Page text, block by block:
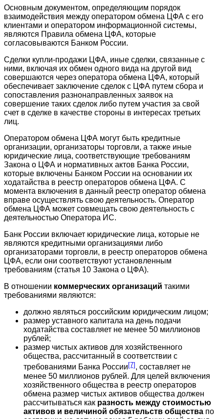
Основным документом, определяющим порядок
взаимодействия между оператором обмена ЦФА с его
клиентами и оператором информационной системы,
являются Правила обмена ЦФА, которые
согласовываются Банком России.
Сделки купли-продажи ЦФА, иные сделки, связанные с
ними, включая их обмен одного вида на другой вид
совершаются через оператора обмена ЦФА, который
обеспечивает заключение сделок с ЦФА путем сбора и
сопоставления разнонаправленных заявок на
совершение таких сделок либо путем участия за свой
счет в сделке в качестве стороны в интересах третьих
лиц.
Оператором обмена ЦФА могут быть кредитные
организации, организаторы торговли, а также иные
юридические лица, соответствующие требованиям
Закона о ЦФА и нормативных актов Банка России,
которые включены Банком России на основании их
ходатайства в реестр операторов обмена ЦФА. С
момента включения в данный реестр оператор обмена
вправе осуществлять свою деятельность. Оператор
обмена ЦФА может совмещать свою деятельность с
деятельностью Оператора ИС.
Банк России включает юридические лица, которые не
являются кредитными организациями либо
организаторами торговли, в реестр операторов обмена
ЦФА, если они соответствуют установленным
требованиям (статья 10 Закона о ЦФА).
В отношении коммерческих организаций такими
требованиями являются:
должно являться российским юридическим лицом;
размер уставного капитала на день подачи
ходатайства составляет не менее 50 миллионов
рублей;
размер чистых активов для хозяйственного
общества, рассчитанный в соответствии с
требованиями Банка России[7], составляет не
менее 50 миллионов рублей. Для целей включения
хозяйственного общества в реестр операторов
обмена размер чистых активов общества должен
рассчитываться как разность между стоимостью
активов и величиной обязательств общества по